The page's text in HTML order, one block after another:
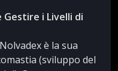
Gestire i Livelli di
è la sua
(sviluppo del